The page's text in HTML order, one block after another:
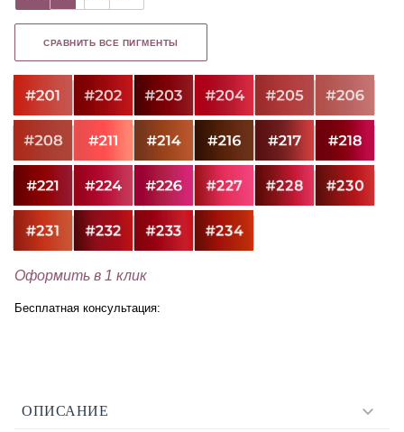
СРАВНИТЬ ВСЕ ПИГМЕНТЫ
Оформить в 1 клик
Бесплатная консультация:
ОПИСАНИЕ